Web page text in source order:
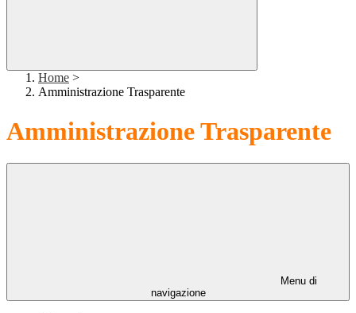
Home >
Amministrazione Trasparente
Amministrazione Trasparente
Menu di
navigazione